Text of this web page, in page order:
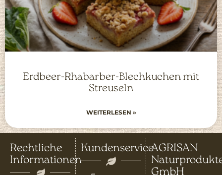
Erdbeer-Rhabarber-Blechkuchen mit
Streuseln
WEITERLESEN »
Rechtliche
Informationen
KundenserviceAGRISAN
GmbH